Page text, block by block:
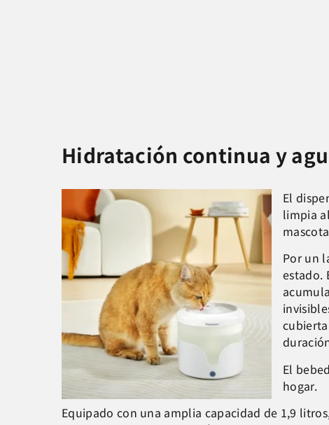
Hidratación continua y
El
limpia
Por un
estado.
El
hogar.
Equipado con una amplia capacidad de 1,9